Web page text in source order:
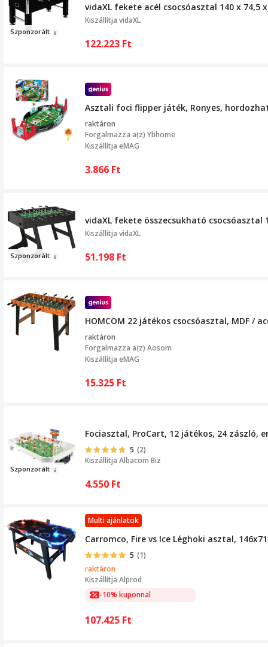
Szponzorált
vidaXL fekete acél csocsóasztal 140 x 74,5
Kiszállítja vidaXL
122.223 Ft
Asztali foci flipper játék, Ronyes,
raktáron
Forgalmazza a(z) Ybhome
Kiszállítja eMAG
3.866 Ft
Szponzorált
vidaXL fekete összecsukható csocsóasztal
Kiszállítja vidaXL
51.198 Ft
HOMCOM 22 játékos csocsóasztal, MDF /
raktáron
Forgalmazza a(z) Aosom
Kiszállítja eMAG
15.325 Ft
Szponzorált
Fociasztal, ProCart, 12 játékos, 24 zászló,
5 (2)
Kiszállítja Albacom Biz
4.550 Ft
Multi ajánlatok
Carromco, Fire vs Ice Léghoki asztal,
5 (1)
raktáron
Kiszállítja Alprod
-10% kuponnal
107.425 Ft